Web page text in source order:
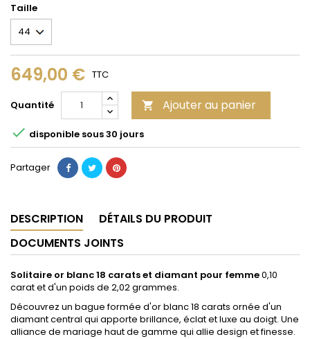
Taille
649,00 € TTC
Quantité  Ajouter au panier
 disponible sous 30 jours
Partager
DESCRIPTION
DÉTAILS DU PRODUIT
DOCUMENTS JOINTS
Solitaire or blanc 18 carats et diamant pour femme0,10
carat et d'un poids de 2,02 grammes.
Découvrez un bague formée d'or blanc 18 carats ornée d'un
diamant central qui apporte brillance, éclat et luxe au doigt. Une
alliance de mariage haut de gamme qui allie design et finesse.